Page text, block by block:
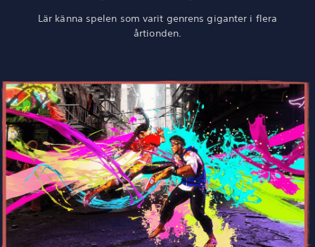
Lär känna spelen som varit genrens giganter i flera
årtionden.